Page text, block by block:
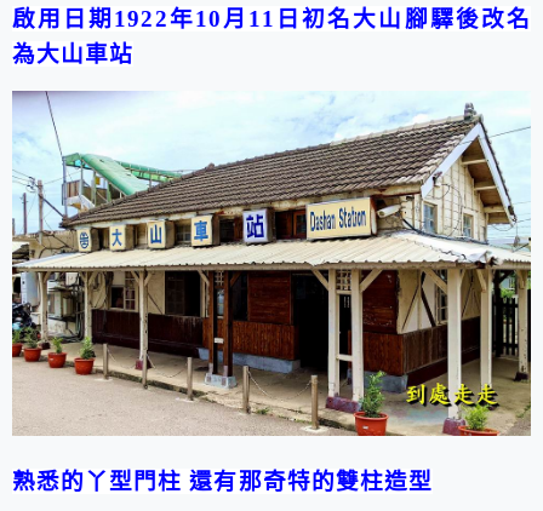
啟用日期 1922年10月 11 日初名大山腳驛後改名
為大山車站
熟悉的丫型門柱 還有那奇特的雙柱造型